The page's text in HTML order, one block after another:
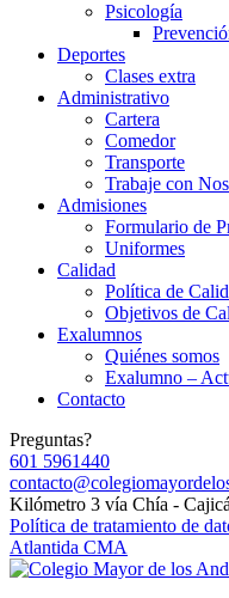
Psicología
Deportes
Clases extra
Administrativo
Cartera
Comedor
Transporte
Trabaje con
Admisiones
Formulario de
Uniformes
Calidad
Política de
Objetivos de
Exalumnos
Quiénes somos
Exalumno –
Contacto
Preguntas?
601 5961440
Kilómetro 3 vía Chía - Cajicá
Política de tratamiento de
Atlantida CMA